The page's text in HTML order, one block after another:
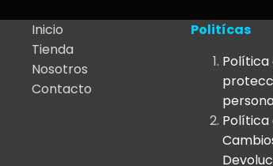
variantes.
Las
opciones
se
Inicio
Tienda
Nosotros
Contacto
Politícas
Política
Política